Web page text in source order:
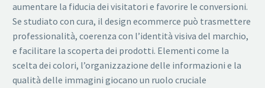
aumentare la fiducia dei visitatori e favorire le conversioni.
Se studiato con cura, il design ecommerce può trasmettere
professionalità, coerenza con l’identità visiva del marchio,
e facilitare la scoperta dei prodotti. Elementi come la
scelta dei colori, l’organizzazione delle informazioni e la
qualità delle immagini giocano un ruolo cruciale